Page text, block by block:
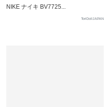
NIKE ナイキ BV7725...
ToriDollJAPAN